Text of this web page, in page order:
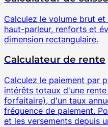
Calculez le volume brut et
haut-parleur, renforts et
dimension rectangulaire.
Calculateur de rente
Calculez le paiement par
intérêts totaux d'une
forfaitaire), d'un taux
fréquence de paiement.
et les versements depuis